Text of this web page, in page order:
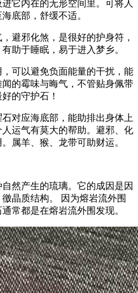
它内在的无形空间里。可将人
底部，舒缓不适。
避邪化煞，是很好的护身符，
助于睡眠，易于进入梦乡。
可以避免负面能量的干扰，能
的霉味与晦气，不管贴身佩带
的守护石！
对应海底部，能助排出身体上
运气有莫大的帮助。避邪、化
属羊、猴、龙带可助财运。
然产生的琉璃。它的成因是因
晶质结构。 因为熔岩流外围
常都是在熔岩流外围发现。